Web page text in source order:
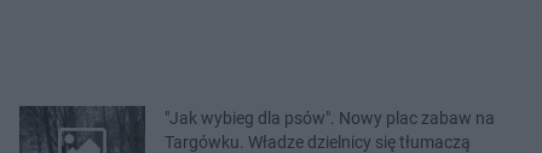
"Jak wybieg dla psów". Nowy plac zabaw na
Targówku. Władze dzielnicy się tłumaczą